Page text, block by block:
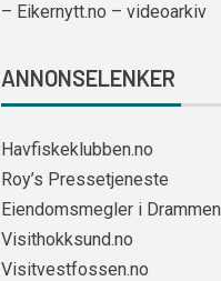
– Eikernytt.no – videoarkiv
ANNONSELENKER
Havfiskeklubben.no
Roy’s Pressetjeneste
Eiendomsmegler i Drammen
Visithokksund.no
Visitvestfossen.no